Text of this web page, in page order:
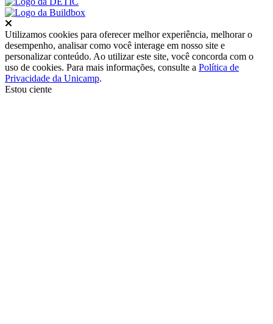
Utilizamos cookies para oferecer melhor experiência, melhorar o
desempenho, analisar como você interage em nosso site e
personalizar conteúdo. Ao utilizar este site, você concorda com o
uso de cookies. Para mais informações, consulte a Política de
Privacidade da Unicamp.
Estou ciente